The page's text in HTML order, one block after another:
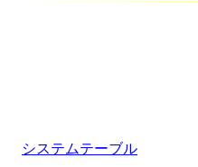
システムテーブル